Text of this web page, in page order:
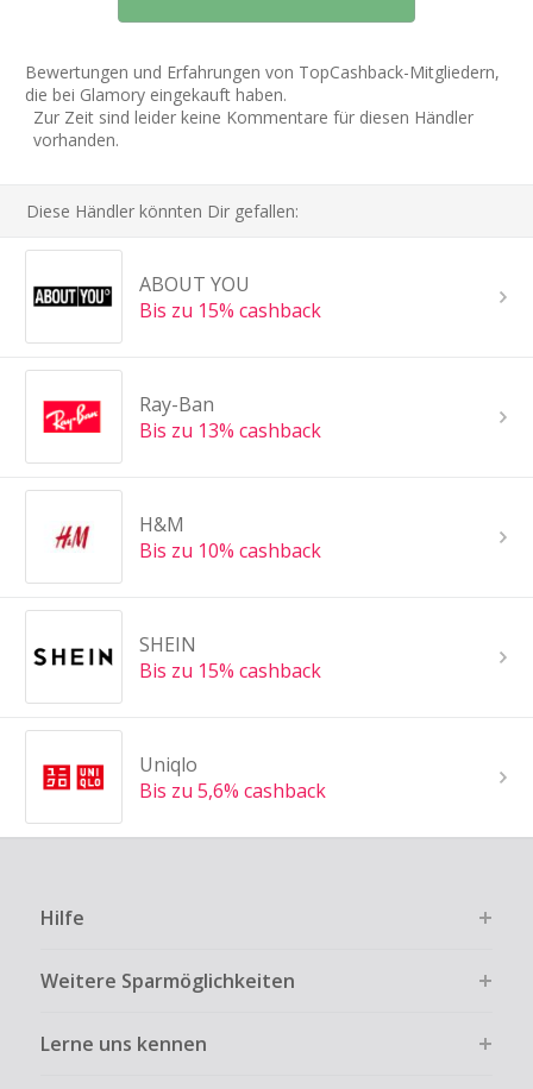
Bewertungen und Erfahrungen von TopCashback-Mitgliedern,
die bei Glamory eingekauft haben.
Zur Zeit sind leider keine Kommentare für diesen Händler
vorhanden.
Diese Händler könnten Dir gefallen:
ABOUT YOU
Bis zu 15% cashback
Ray-Ban
Bis zu 13% cashback
H&M
Bis zu 10% cashback
SHEIN
Bis zu 15% cashback
Uniqlo
Bis zu 5,6% cashback
Hilfe
Weitere Sparmöglichkeiten
Lerne uns kennen